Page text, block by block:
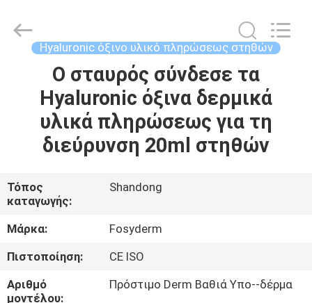
ΠΡΟΪΌΝΤΑ
ΜΕ
ΕΜΆΣ
ΕΠΙΣΚΈΨΕΙΣ
ΣΤΟ
International
Trading
Hyaluronic όξινο υλικό πληρώσεως στηθών
Ο σταυρός σύνδεσε τα
Hyaluronic όξινα δερμικά
υλικά πληρώσεως για τη
διεύρυνση 20ml στηθών
Τόπος
καταγωγής:
Shandong
Μάρκα:
Fosyderm
Πιστοποίηση:
CE ISO
Αριθμό
μοντέλου:
Πρόστιμο Derm Βαθιά Υπο--δέρμα